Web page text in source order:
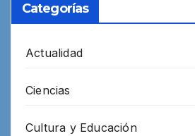
Categorías
Actualidad
Ciencias
Cultura y Educación